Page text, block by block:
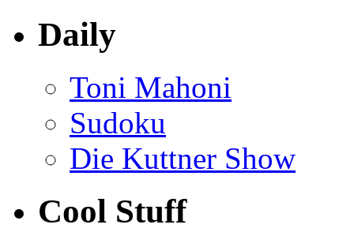
Daily
Toni Mahoni
Sudoku
Die Kuttner Show
Cool Stuff